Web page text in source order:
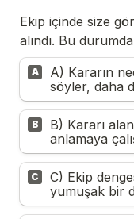
Ekip içinde size
alındı. Bu
A
A) Kararın
söyler, daha
B
B) Kararı
anlamaya
C
C) Ekip
yumuşak bir